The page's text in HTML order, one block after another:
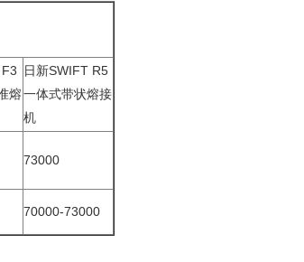
熔
日新SWIFT R5
一体式带状熔接
机
73000
70000-73000